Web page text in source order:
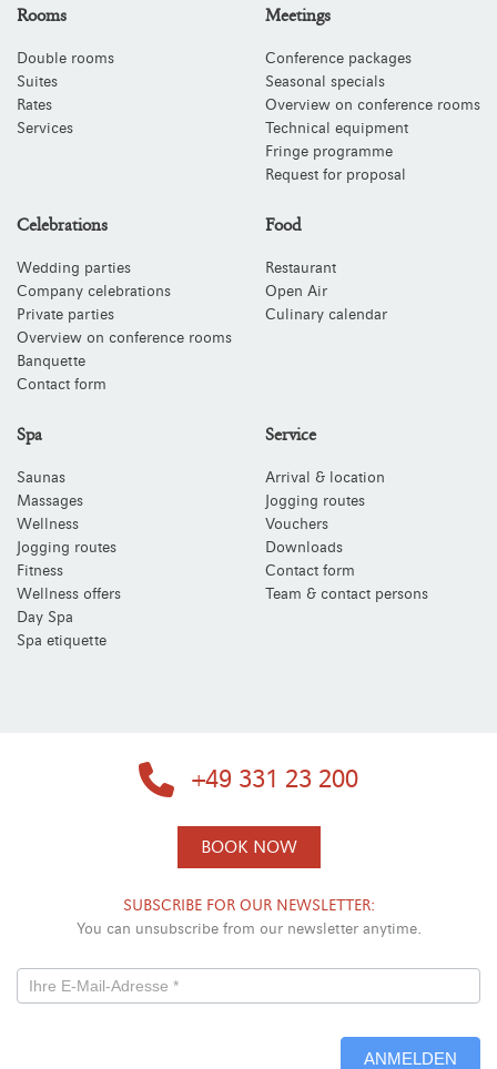
Rooms
Double rooms
Suites
Rates
Services
Meetings
Conference packages
Seasonal specials
Overview on conference rooms
Technical equipment
Fringe programme
Request for proposal
Celebrations
Wedding parties
Company celebrations
Private parties
Overview on conference rooms
Banquette
Contact form
Food
Restaurant
Open Air
Culinary calendar
Spa
Saunas
Massages
Wellness
Jogging routes
Fitness
Wellness offers
Day Spa
Spa etiquette
Service
Arrival & location
Jogging routes
Vouchers
Downloads
Contact form
Team & contact persons
+49 331 23 200
BOOK NOW
SUBSCRIBE FOR OUR NEWSLETTER:
You can unsubscribe from our newsletter anytime.
Newsletterformular
ANMELDEN